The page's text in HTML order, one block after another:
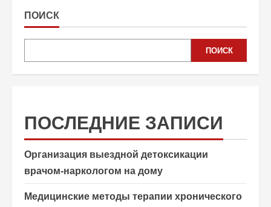
ПОИСК
ПОИСК
ПОСЛЕДНИЕ ЗАПИСИ
Организация выездной детоксикации
врачом-наркологом на дому
Медицинские методы терапии хронического